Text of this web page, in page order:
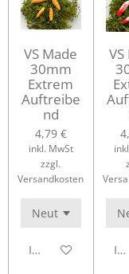
VS Made
30mm
Extrem
Auftreibe
nd
4,79 €
inkl. MwSt
zzgl.
Versandkosten
In den Warenkorb
In